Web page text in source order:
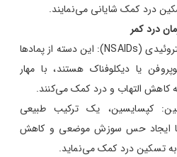
درد کمک شایانی می‌نمایند.
درد کمر
پمادهای ضدالتهابی غیر استروئیدی (NSAIDs): این دسته از پمادها
یا دیکلوفناک هستند، با مهار
به کاهش التهاب و درد کمک می‌کنند.
کپسایسین، یک ترکیب طبیعی
با ایجاد حس سوزش موضعی و کاهش
به تسکین درد کمک می‌نماید.